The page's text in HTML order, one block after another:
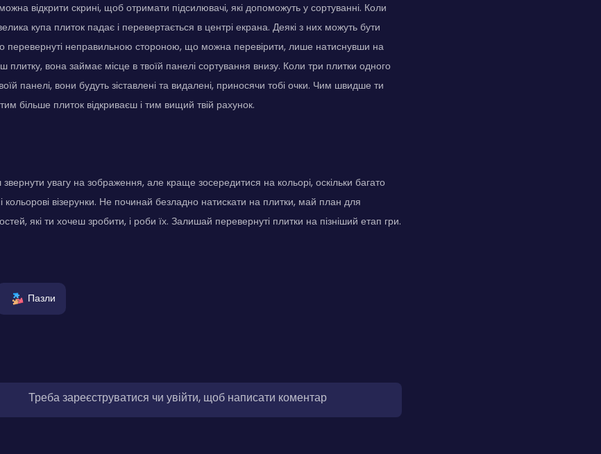
відкрити скрині, щоб отримати підсилювачі, які допоможуть у сортуванні. Коли
купа плиток падає і перевертається в центрі екрана. Деякі з них можуть бути
перевернуті неправильною стороною, що можна перевірити, лише натиснувши на
плитку, вона займає місце в твоїй панелі сортування внизу. Коли три плитки одного
панелі, вони будуть зіставлені та видалені, приносячи тобі очки. Чим швидше ти
більше плиток відкриваєш і тим вищий твій рахунок.
увагу на зображення, але краще зосередитися на кольорі, оскільки багато
кольорові візерунки. Не починай безладно натискати на плитки, май план для
які ти хочеш зробити, і роби їх. Залишай перевернуті плитки на пізніший етап гри.
Пазли
Треба зареєструватися чи увійти, щоб написати коментар